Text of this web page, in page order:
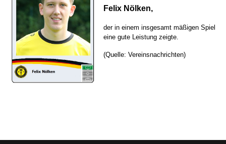
Felix Nölken,
der in einem insgesamt mäßigen Spiel
eine gute Leistung zeigte.
(Quelle: Vereinsnachrichten)